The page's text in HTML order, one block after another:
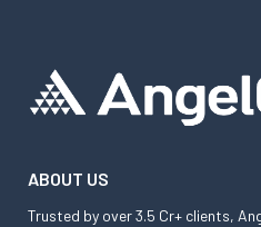
ABOUT US
Trusted by over 3.5 Cr+ clients,